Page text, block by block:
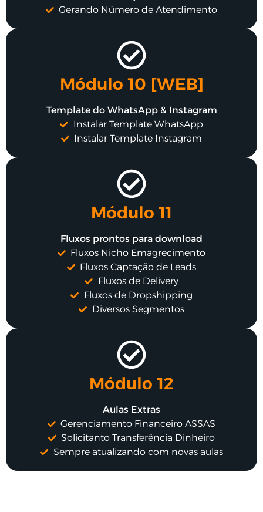
Gerando Número de Atendimento
Módulo 10 [WEB]
Template do WhatsApp & Instagram
Instalar Template WhatsApp
Instalar Template Instagram
Módulo 11
Fluxos prontos para download
Fluxos Nicho Emagrecimento
Fluxos Captação de Leads
Fluxos de Delivery
Fluxos de Dropshipping
Diversos Segmentos
Módulo 12
Aulas Extras
Gerenciamento Financeiro ASSAS
Solicitanto Transferência Dinheiro
Sempre atualizando com novas aulas